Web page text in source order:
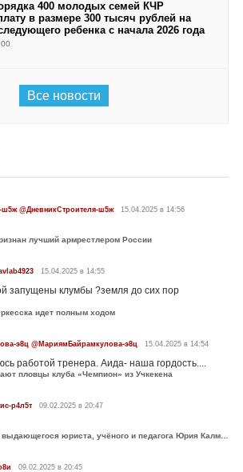
400 молодых семей КЧР
в размере 300 тысяч рублей на
ребенка с начала 2026 года
Все новости
ш5ж @ДневникСтроителя-ш5ж 15.04.2025 в 14:56
лучший армрестлером России
15.04.2025 в 14:55
запущены клумбы ?земля до сих пор
идет полным ходом
э8ц @МариямБайрамкулова-э8ц 15.04.2025 в 14:54
работой тренера. Аида- наша гордость....
пловцы клуба «Чемпион» из Учкекена
р4л5т 09.02.2025 в 20:47
В Черкесске чествовали выдающегося юриста, учёного и педагога Юрия Калмыкова
09.02.2025 в 20:45